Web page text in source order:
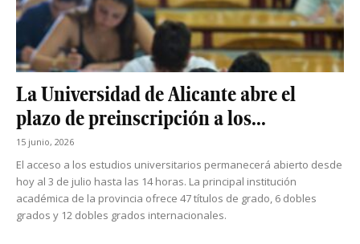
La Universidad de Alicante abre el
plazo de preinscripción a los...
15 junio, 2026
El acceso a los estudios universitarios permanecerá abierto desde
hoy al 3 de julio hasta las 14 horas. La principal institución
académica de la provincia ofrece 47 títulos de grado, 6 dobles
grados y 12 dobles grados internacionales.